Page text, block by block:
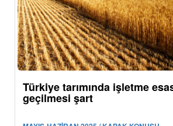
Türkiye tarımında işletme
geçilmesi şart